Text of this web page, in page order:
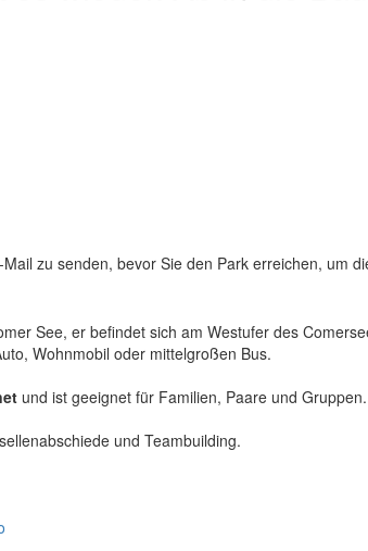
zu senden, bevor Sie den Park erreichen, um
See, er befindet sich am Westufer des
Wohnmobil oder mittelgroßen Bus.
und ist geeignet für Familien, Paare und Gruppen.
und Teambuilding.